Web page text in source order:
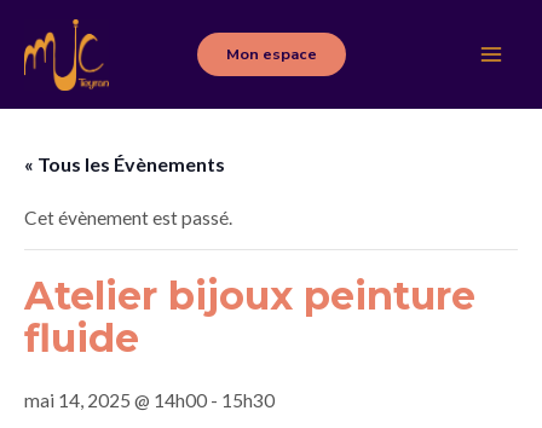
contenu
Mon espace
« Tous les Évènements
Cet évènement est passé.
Atelier bijoux peinture
fluide
mai 14, 2025 @ 14h00 - 15h30